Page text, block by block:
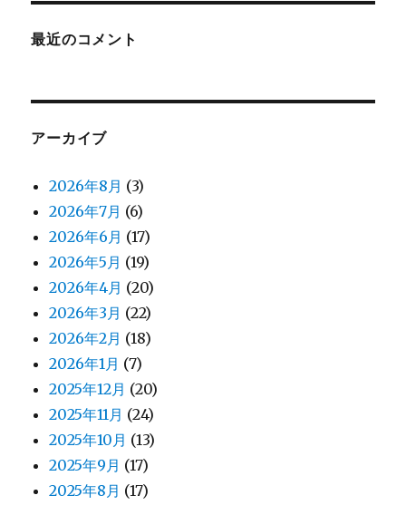
最近のコメント
アーカイブ
2026年8月 (3)
2026年7月 (6)
2026年6月 (17)
2026年5月 (19)
2026年4月 (20)
2026年3月 (22)
2026年2月 (18)
2026年1月 (7)
2025年12月 (20)
2025年11月 (24)
2025年10月 (13)
2025年9月 (17)
2025年8月 (17)